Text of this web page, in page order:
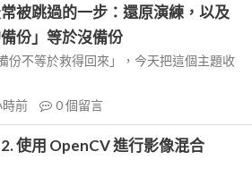
被跳過的一步：還原演練，以及
份」等於沒備份
份不等於救得回來」，今天把這個主題收
時前 0個留言
使用 OpenCV 進行影像混合